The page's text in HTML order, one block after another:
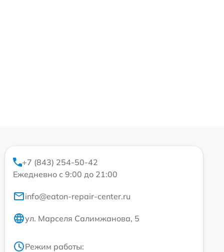
+7 (843) 254-50-42
Ежедневно с 9:00 до 21:00
info@eaton-repair-center.ru
ул. Марселя Салимжанова, 5
Режим работы: